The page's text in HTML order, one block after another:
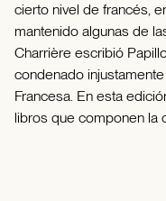
cierto nivel de francés,
mantenido algunas de
Charrière escribió
condenado
Francesa. En esta
libros que componen la